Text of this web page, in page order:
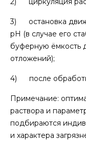
3) остановка
pH (в случае его
буферную ёмкость
отложений);
4) после
Примечание:
раствора и
подбираются
и характера